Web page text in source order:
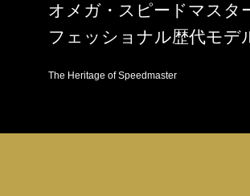
オメガ・スピードマスタ
フェッショナル歴代モデ
The Heritage of Speedmaster